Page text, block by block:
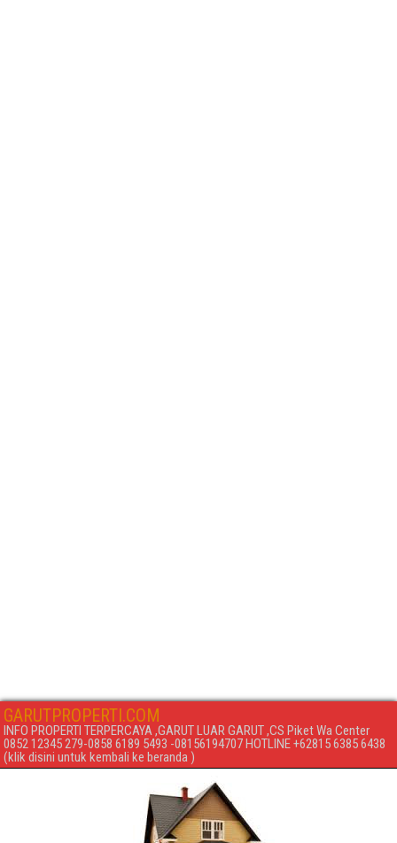
GARUTPROPERTI.COM
INFO PROPERTI TERPERCAYA ,GARUT LUAR GARUT ,CS Piket Wa Center
0852 12345 279-0858 6189 5493 -08156194707 HOTLINE +62815 6385 6438
(klik disini untuk kembali ke beranda )